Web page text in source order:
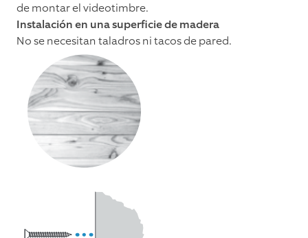
de montar el videotimbre.
Instalación en una superficie de madera
No se necesitan taladros ni tacos de pared.